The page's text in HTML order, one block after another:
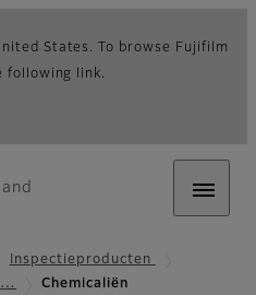
States. To browse Fujifilm
following link.
Inspectieproducten
Chemicaliën